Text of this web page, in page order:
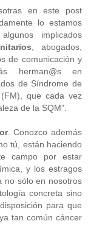
en este post
lo estamos
implicados
, abogados,
de comunicación y
herman@s en
de Síndrome de
que cada vez
de la SQM”.
. Conozco además
tú, están haciendo
campo por estar
y los estragos
no sólo en nosotros
concreta sino
para que
tan común cáncer